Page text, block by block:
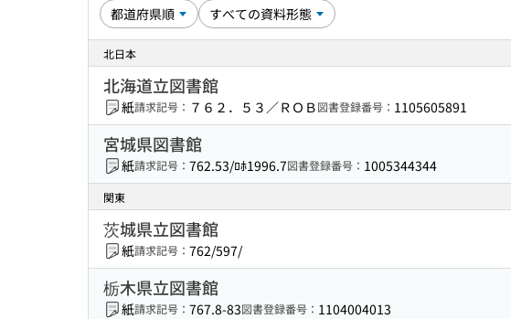
北日本
北海道立図書館
紙請求記号： ７６２．５３／ＲＯＢ図書登録番号： 1105605891
宮城県図書館
紙請求記号： 762.53/ﾛﾎ1996.7図書登録番号： 1005344344
関東
茨城県立図書館
紙請求記号： 762/597/
栃木県立図書館
紙請求記号： 767.8-83図書登録番号： 1104004013